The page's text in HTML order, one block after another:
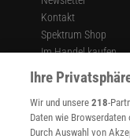
Reihe bekommen,
ein faszinierender
Männer, die sowieso
angesprochen fühlen
Finnland, der ähnliche
Kontakt
Spektrum Shop
Im Handel kaufen
Presse
Verträge kündigen
Widerruf
INFO
Ihre
Wir und unsere218-
Daten wie
Durch Auswahl von